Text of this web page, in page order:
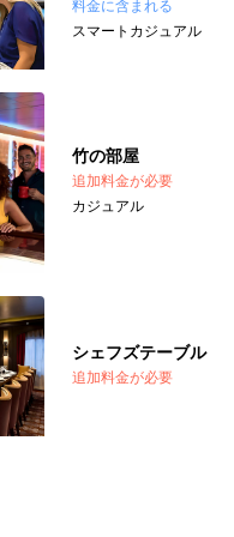
料金に含まれる
スマートカジュアル
竹の部屋
追加料金が必要
カジュアル
シェフズテーブル
追加料金が必要